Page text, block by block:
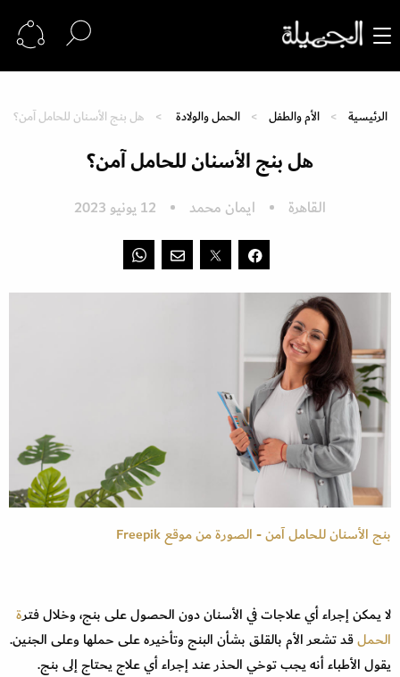
الرئيسية الأم والطفل الحمل والولادة هل بنج الأسنان للحامل آمن؟
هل بنج الأسنان للحامل آمن؟
القاهرة ايمان محمد 12 يونيو 2023
بنج الأسنان للحامل آمن - الصورة من موقع Freepik
لا يمكن إجراء أي علاجات في الأسنان دون الحصول على بنج، وخلال فترة
الحملقد تشعر الأم بالقلق بشأن البنج وتأخيره على حملها وعلى الجنين.
يقول الأطباء أنه يجب توخي الحذر عند إجراء أي علاج يحتاج إلى بنج.